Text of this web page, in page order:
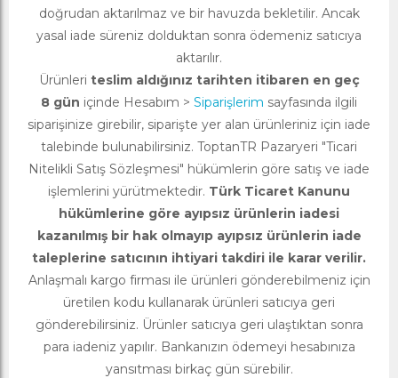
doğrudan aktarılmaz ve bir havuzda bekletilir. Ancak
yasal iade süreniz dolduktan sonra ödemeniz satıcıya
aktarılır.
Ürünleri teslim aldığınız tarihten itibaren en geç
8 gün içinde Hesabım > Siparişlerim sayfasında ilgili
siparişinize girebilir, siparişte yer alan ürünleriniz için iade
talebinde bulunabilirsiniz. ToptanTR Pazaryeri "Ticari
Nitelikli Satış Sözleşmesi" hükümlerin göre satış ve iade
işlemlerini yürütmektedir. Türk Ticaret Kanunu
hükümlerine göre ayıpsız ürünlerin iadesi
kazanılmış bir hak olmayıp ayıpsız ürünlerin iade
taleplerine satıcının ihtiyari takdiri ile karar verilir.
Anlaşmalı kargo firması ile ürünleri gönderebilmeniz için
üretilen kodu kullanarak ürünleri satıcıya geri
gönderebilirsiniz. Ürünler satıcıya geri ulaştıktan sonra
para iadeniz yapılır. Bankanızın ödemeyi hesabınıza
yansıtması birkaç gün sürebilir.